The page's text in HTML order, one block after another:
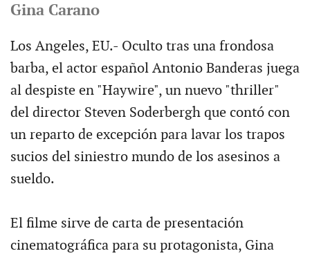
Gina Carano
Los Angeles, EU.- Oculto tras una frondosa
barba, el actor español Antonio Banderas juega
al despiste en "Haywire", un nuevo "thriller"
del director Steven Soderbergh que contó con
un reparto de excepción para lavar los trapos
sucios del siniestro mundo de los asesinos a
sueldo.
El filme sirve de carta de presentación
cinematográfica para su protagonista, Gina